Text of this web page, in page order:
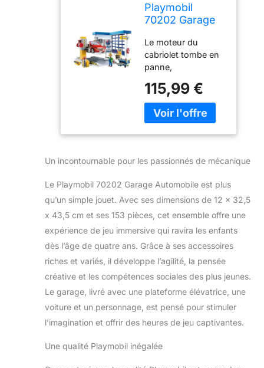
Playmobil
70202 Garage
City Life - avec
Un
Personnage,
Une Plate-
Forme
élévatrice et Un
équipement
Complet de
qu'une Voiture
- Dès 4 Ans
Le moteur du
cabriolet tombe en
panne,
garage n’est pas
loin ! Le chef
d’atelier a justement
aux enfants à partir
plate-forme
élévatrice et
équipement
complet de garage.
Cabriolet inclus.
personnage. De la
vitesse aux
utilitaires, choisis le
véhicule adapté à
ton histoire !
115,99 €
Un incontournable pour les passionnés de mécanique
Le Playmobil 70202 Garage Automobile est plus
qu’un simple jouet. Avec ses dimensions de 12 x 32,5
x 43,5 cm et ses 153 pièces, cet ensemble offre une
expérience de jeu immersive qui ravira les enfants
dès l’âge de quatre ans. Grâce à ses accessoires
riches et variés, il développe l’agilité, la pensée
créative et les compétences sociales des plus jeunes.
Le garage, livré avec une plateforme élévatrice, une
voiture et un personnage, est pensé pour stimuler
l’imagination et offrir des heures de jeu captivantes.
Une qualité Playmobil inégalée